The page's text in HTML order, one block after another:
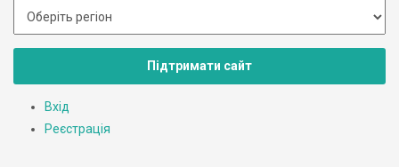
Підтримати сайт
Вхід
Реєстрація